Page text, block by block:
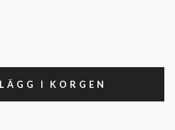
LÄGG I KORGEN